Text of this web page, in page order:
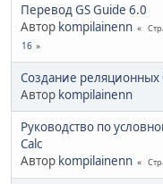
Перевод GS Guide 6.0
Автор kompilainenn
16
Создание реляционных
Автор kompilainenn
Руководство по
Calc
Автор kompilainenn